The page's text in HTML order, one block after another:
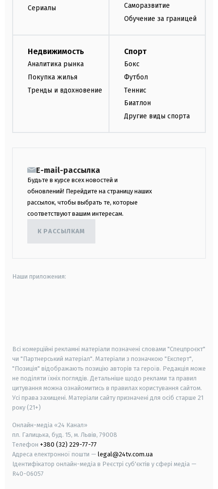
Сериалы
Саморазвитие
Обучение за границей
Недвижимость
Аналитика рынка
Покупка жилья
Тренды и вдохновение
Спорт
Бокс
Футбол
Теннис
Биатлон
Другие виды спорта
E-mail-рассылка
Будьте в курсе всех новостей и
обновлений! Перейдите на страницу наших
рассылок, чтобы выбрать те, которые
соответствуют вашим интересам.
К РАССЫЛКАМ
Наши приложения:
Всі комерційні рекламні матеріали позначені словами "Спецпроєкт"
чи "Партнерський матеріал". Матеріали з позначкою "Експерт",
"Позиція" відображають позицію авторів та героїв. Редакція може
не поділяти їхніх поглядів. Детальніше щодо реклами та правил
цитування можна ознайомитись в правилах користування сайтом.
Усі права захищені. Матеріали сайту призначені для осіб старше 21
року (21+)
Онлайн-медіа «24 Канал»
пл. Галицька, буд. 15, м. Львів, 79008
Телефон +380 (32) 229-77-77
Адреса електронної пошти — legal@24tv.com.ua
Ідентифікатор онлайн-медіа в Реєстрі суб'єктів у сфері медіа —
R40-06057